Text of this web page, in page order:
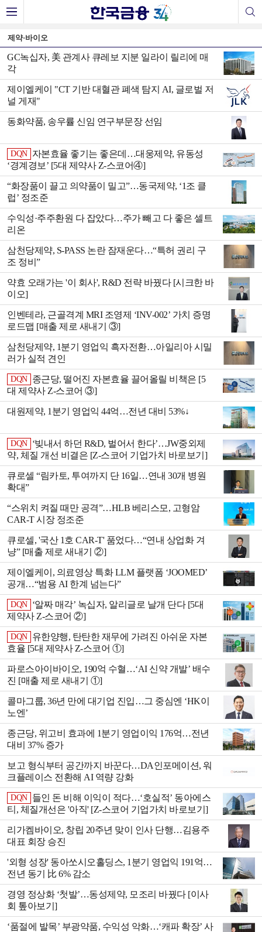
제약·바이오
GC녹십자, 美 관계사 큐레보 지분 일라이 릴리에 매
각
제이엘케이 "CT 기반 대혈관 폐색 탐지 AI, 글로벌 저
널 게재"
동화약품, 송우률 신임 연구부문장 선임
DQN
자본효율 좋기는 좋은데…대웅제약, 유동성
‘경계경보’ [5대 제약사 Z-스코어④]
“화장품이 끌고 의약품이 밀고”…동국제약, ‘1조 클
럽’ 정조준
수익성·주주환원 다 잡았다…주가 빼고 다 좋은 셀트
리온
삼천당제약, S-PASS 논란 잠재운다…“특허 권리 구
조 정비”
약효 오래가는 '이 회사', R&D 전략 바꿨다 [시크한 바
이오]
인벤테라, 근골격계 MRI 조영제 ‘INV-002’ 가치 증명
로드맵 [매출 제로 새내기 ③]
삼천당제약, 1분기 영업익 흑자전환…아일리아 시밀
러가 실적 견인
DQN
종근당, 떨어진 자본효율 끌어올릴 비책은 [5
대 제약사 Z-스코어 ③]
대원제약, 1분기 영업익 44억…전년 대비 53%↓
DQN
‘빚내서 하던 R&D, 벌어서 한다’…JW중외제
약, 체질 개선 비결은 [Z-스코어 기업가치 바로보기]
큐로셀 “림카토, 투여까지 단 16일…연내 30개 병원
확대”
“스위치 켜질 때만 공격”…HLB 베리스모, 고형암
CAR-T 시장 정조준
큐로셀, '국산 1호 CAR-T' 품었다…“연내 상업화 겨
냥” [매출 제로 새내기 ②]
제이엘케이, 의료영상 특화 LLM 플랫폼 ‘JOOMED’
공개…“범용 AI 한계 넘는다”
DQN
‘알짜 매각’ 녹십자, 알리글로 날개 단다 [5대
제약사 Z-스코어 ②]
DQN
유한양행, 탄탄한 재무에 가려진 아쉬운 자본
효율 [5대 제약사 Z-스코어 ①]
파로스아이바이오, 190억 수혈…‘AI 신약 개발ʼ 배수
진 [매출 제로 새내기 ①]
콜마그룹, 36년 만에 대기업 진입…그 중심엔 ‘HK이
노엔’
종근당, 위고비 효과에 1분기 영업이익 176억…전년
대비 37% 증가
보고 형식부터 공간까지 바꾼다…DA인포메이션, 워
크플레이스 전환해 AI 역량 강화
DQN
들인 돈 비해 이익이 적다…‘호실적’ 동아에스
티, 체질개선은 '아직' [Z-스코어 기업가치 바로보기]
리가켐바이오, 창립 20주년 맞이 인사 단행…김용주
대표 회장 승진
'외형 성장' 동아쏘시오홀딩스, 1분기 영업익 191억…
전년 동기 比 6% 감소
경영 정상화 ‘첫발’…동성제약, 모조리 바꿨다 [이사
회 톺아보기]
‘품절에 발목’ 부광약품, 수익성 악화…‘캐파 확장’ 사